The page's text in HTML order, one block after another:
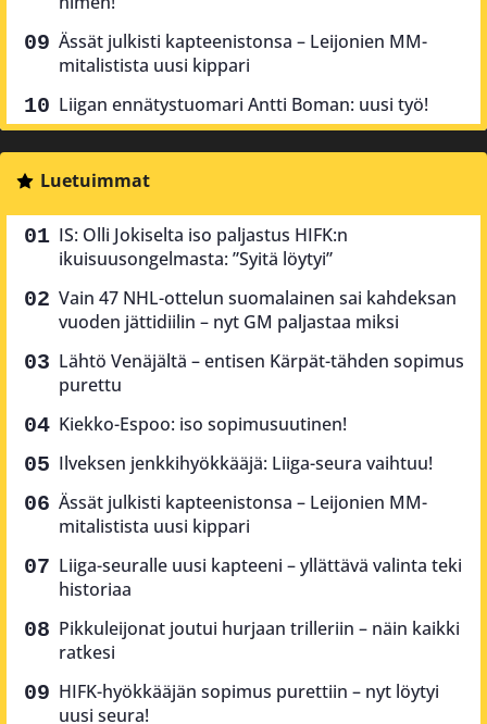
Ässät julkisti kapteenistonsa – Leijonien MM-
mitalistista uusi kippari
Liigan ennätystuomari Antti Boman: uusi työ!
Luetuimmat
IS: Olli Jokiselta iso paljastus HIFK:n
ikuisuusongelmasta: ”Syitä löytyi”
Vain 47 NHL-ottelun suomalainen sai kahdeksan
vuoden jättidiilin – nyt GM paljastaa miksi
Lähtö Venäjältä – entisen Kärpät-tähden sopimus
purettu
Kiekko-Espoo: iso sopimusuutinen!
Ilveksen jenkkihyökkääjä: Liiga-seura vaihtuu!
Ässät julkisti kapteenistonsa – Leijonien MM-
mitalistista uusi kippari
Liiga-seuralle uusi kapteeni – yllättävä valinta teki
historiaa
Pikkuleijonat joutui hurjaan trilleriin – näin kaikki
ratkesi
HIFK-hyökkääjän sopimus purettiin – nyt löytyi
uusi seura!